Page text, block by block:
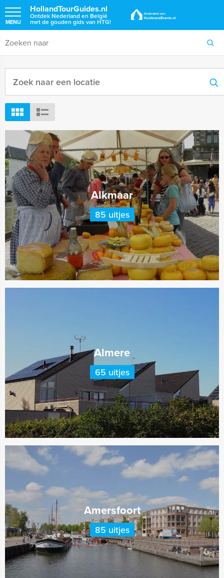
HollandTourGuides.nl
Ontdek Nederland en België
met de gouden gids van HTG!
MENU
Alkmaar
85 uitjes
Almere
65 uitjes
Amersfoort
85 uitjes